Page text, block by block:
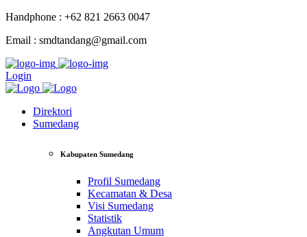
Handphone : +62 821 2663 0047
Email : smdtandang@gmail.com
Login
Direktori
Sumedang
Kabupaten Sumedang
Profil Sumedang
Kecamatan & Desa
Visi Sumedang
Statistik
Angkutan Umum